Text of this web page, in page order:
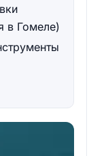
в Гомеле)